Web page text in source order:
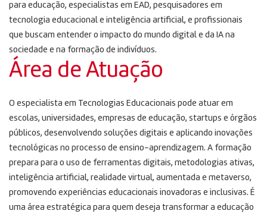
para educação, especialistas em EAD, pesquisadores em
tecnologia educacional e inteligência artificial, e profissionais
que buscam entender o impacto do mundo digital e da IA na
sociedade e na formação de indivíduos.
Área de Atuação
O especialista em Tecnologias Educacionais pode atuar em
escolas, universidades, empresas de educação, startups e órgãos
públicos, desenvolvendo soluções digitais e aplicando inovações
tecnológicas no processo de ensino-aprendizagem. A formação
prepara para o uso de ferramentas digitais, metodologias ativas,
inteligência artificial, realidade virtual, aumentada e metaverso,
promovendo experiências educacionais inovadoras e inclusivas. É
uma área estratégica para quem deseja transformar a educação